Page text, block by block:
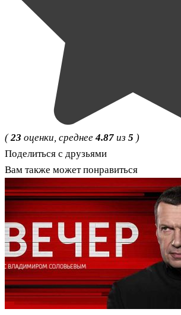
(23 оценки, среднее4.87 из 5 )
Поделиться с друзьями
Вам также может понравиться